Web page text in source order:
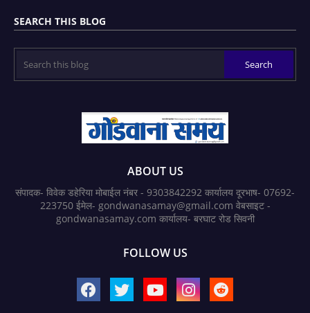
SEARCH THIS BLOG
ABOUT US
संपादक- विवेक डहेरिया मोबाईल नंबर - 9303842292 कार्यालय दूरभाष- 07692-
223750 ईमेल- gondwanasamay@gmail.com वेबसाइट -
gondwanasamay.com कार्यालय- बरघाट रोड सिवनी
FOLLOW US